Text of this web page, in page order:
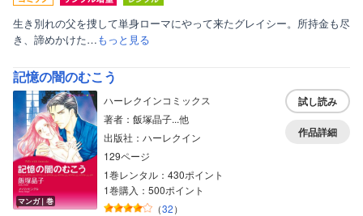
生き別れの父を捜して単身ローマにやって来たグレイシー。所持金も尽
き、諦めかけた…もっと見る
記憶の闇のむこう
マンガ｜巻
ハーレクインコミックス
著者：飯塚晶子...他
出版社：ハーレクイン
129ページ
1巻レンタル：430ポイント
1巻購入：500ポイント
（32）
試し読み
作品詳細